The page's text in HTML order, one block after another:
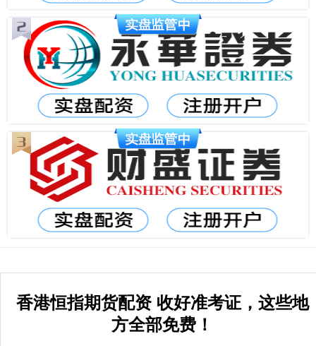
香港恒指期货配资 收好准考证，这些地
方全部免费！